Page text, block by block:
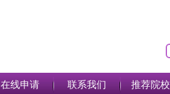
在线申请 联系我们 推荐院校